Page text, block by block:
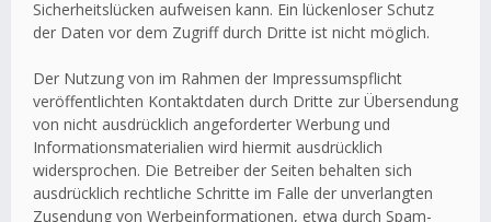
Sicherheitslücken aufweisen kann. Ein lückenloser Schutz
der Daten vor dem Zugriff durch Dritte ist nicht möglich.
Der Nutzung von im Rahmen der Impressumspflicht
veröffentlichten Kontaktdaten durch Dritte zur Übersendung
von nicht ausdrücklich angeforderter Werbung und
Informationsmaterialien wird hiermit ausdrücklich
widersprochen. Die Betreiber der Seiten behalten sich
ausdrücklich rechtliche Schritte im Falle der unverlangten
Zusendung von Werbeinformationen, etwa durch Spam-